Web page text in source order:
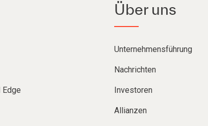
Über uns
Unternehmensführung
Nachrichten
Investoren
Allianzen